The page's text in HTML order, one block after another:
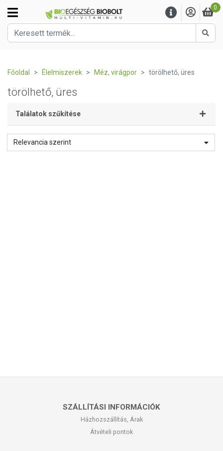
0
Főoldal Élelmiszerek Méz, virágpor törölhető, üres
törölhető, üres
Találatok szűkítése
Relevancia szerint
SZÁLLÍTÁSI INFORMÁCIÓK
Házhozszállítás, Árak
Átvételi pontok